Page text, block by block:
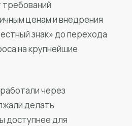
ценам и внедрения
знак» до перехода
на крупнейшие
через
делать
доступнее для